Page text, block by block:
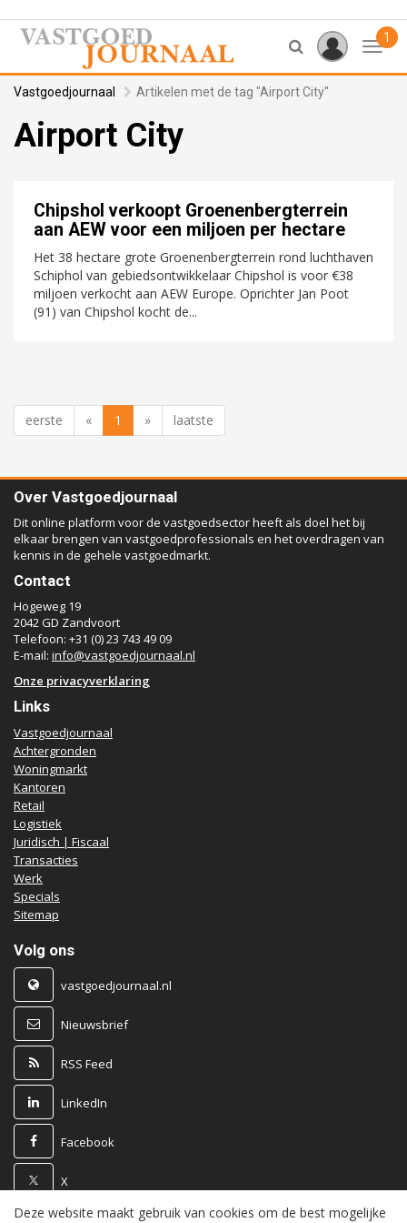
1
Vastgoedjournaal Artikelen met de tag "Airport City"
Airport City
Chipshol verkoopt Groenenbergterrein
aan AEW voor een miljoen per hectare
Het 38 hectare grote Groenenbergterrein rond luchthaven
Schiphol van gebiedsontwikkelaar Chipshol is voor €38
miljoen verkocht aan AEW Europe. Oprichter Jan Poot
(91) van Chipshol kocht de...
eerste « 1 » laatste
Over Vastgoedjournaal
Dit online platform voor de vastgoedsector heeft als doel het bij
elkaar brengen van vastgoedprofessionals en het overdragen van
kennis in de gehele vastgoedmarkt.
Contact
Hogeweg 19
2042 GD Zandvoort
Telefoon: +31 (0) 23 743 49 09
E-mail: info@vastgoedjournaal.nl
Onze privacyverklaring
Links
Vastgoedjournaal
Achtergronden
Woningmarkt
Kantoren
Retail
Logistiek
Juridisch | Fiscaal
Transacties
Werk
Specials
Sitemap
Volg ons
vastgoedjournaal.nl
Nieuwsbrief
RSS Feed
LinkedIn
Facebook
X
Deze website maakt gebruik van cookies om de best mogelijke